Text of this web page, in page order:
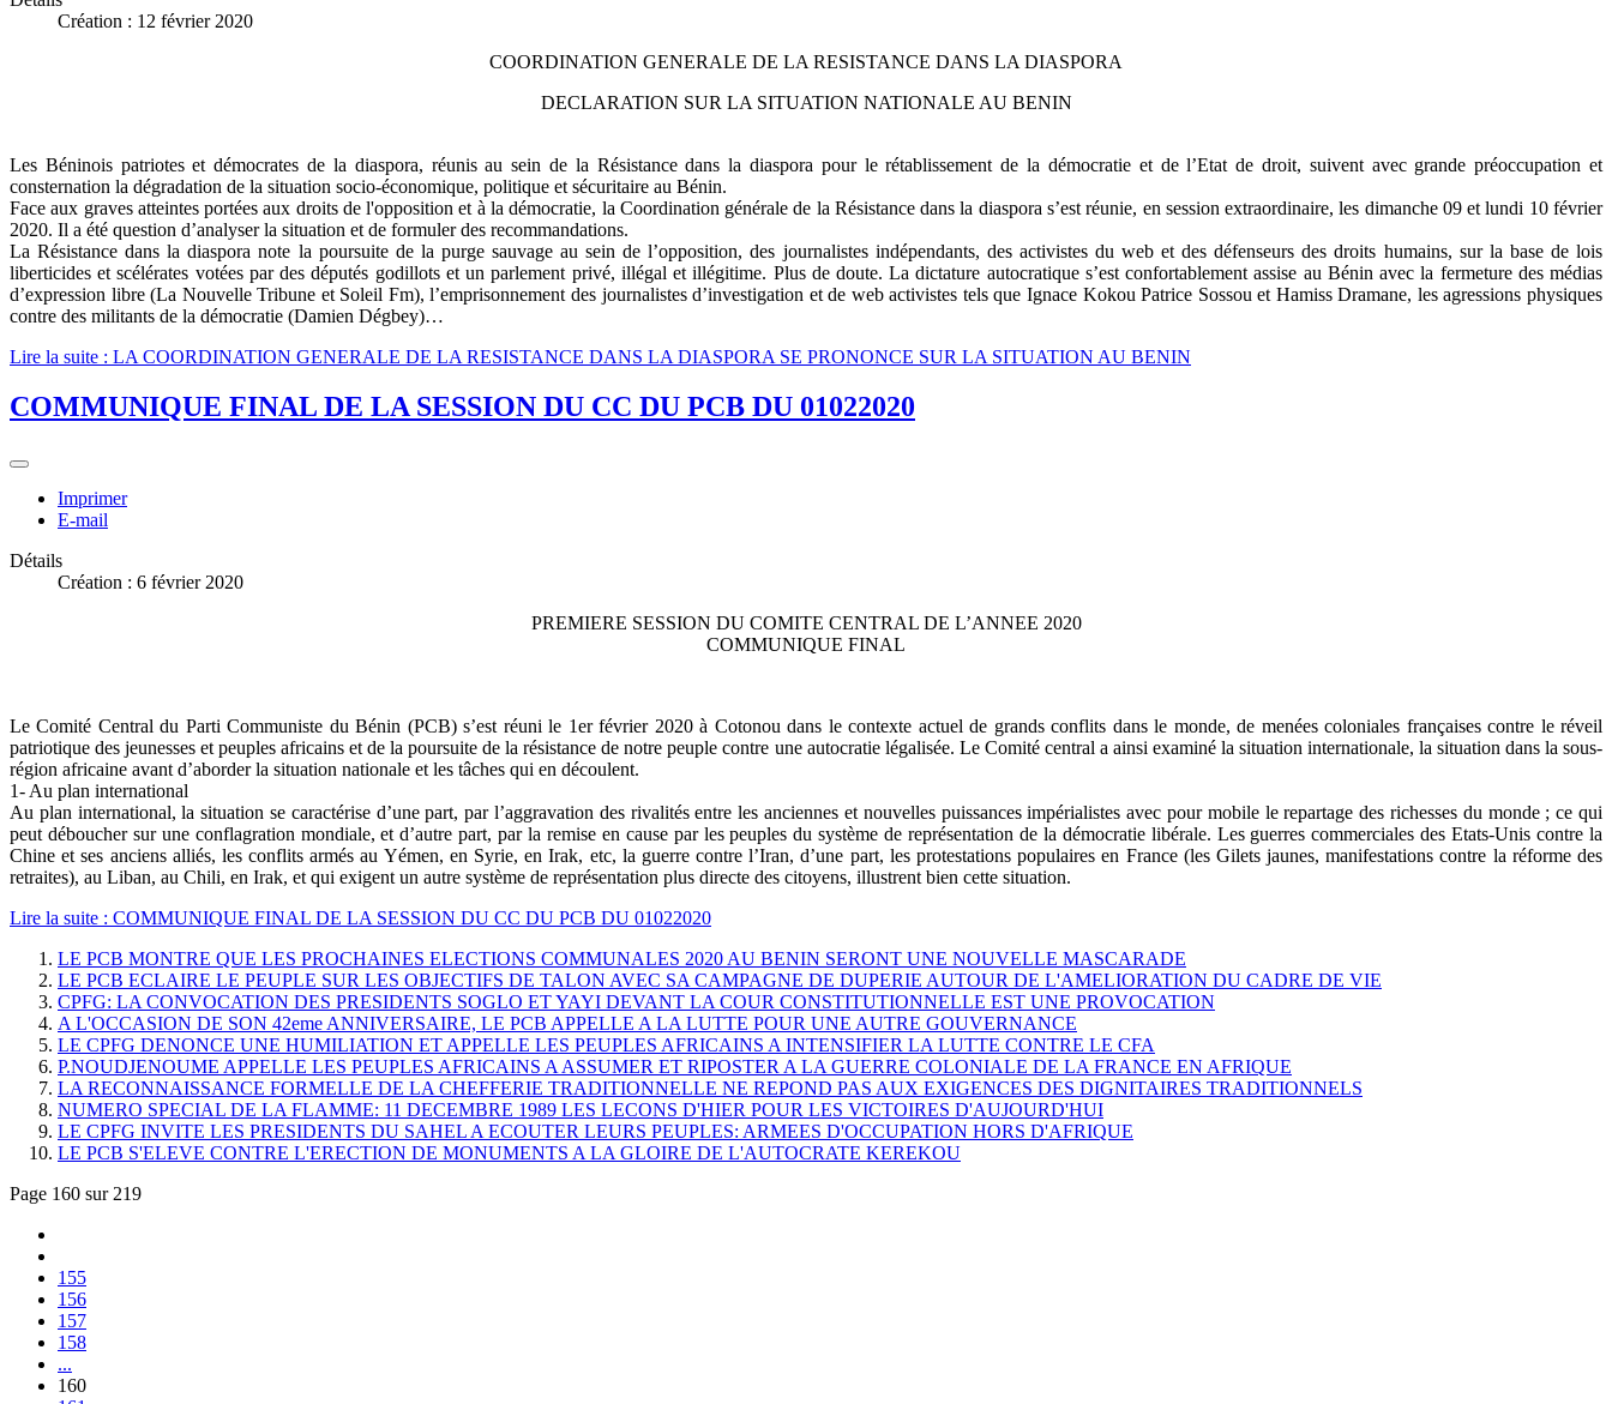
Création : 12 février 2020
COORDINATION GENERALE DE LA RESISTANCE DANS LA DIASPORA
DECLARATION SUR LA SITUATION NATIONALE AU BENIN
Les Béninois patriotes et démocrates de la diaspora, réunis au sein de la Résistance dans la diaspora pour le rétablissement de la démocratie et de l’Etat de droit, suivent avec grande préoccupation et
consternation la dégradation de la situation socio-économique, politique et sécuritaire au Bénin.
Face aux graves atteintes portées aux droits de l'opposition et à la démocratie, la Coordination générale de la Résistance dans la diaspora s’est réunie, en session extraordinaire, les dimanche 09 et lundi 10 février
2020. Il a été question d’analyser la situation et de formuler des recommandations.
La Résistance dans la diaspora note la poursuite de la purge sauvage au sein de l’opposition, des journalistes indépendants, des activistes du web et des défenseurs des droits humains, sur la base de lois
liberticides et scélérates votées par des députés godillots et un parlement privé, illégal et illégitime. Plus de doute. La dictature autocratique s’est confortablement assise au Bénin avec la fermeture des médias
d’expression libre (La Nouvelle Tribune et Soleil Fm), l’emprisonnement des journalistes d’investigation et de web activistes tels que Ignace Kokou Patrice Sossou et Hamiss Dramane, les agressions physiques
contre des militants de la démocratie (Damien Dégbey)…
Lire la suite : LA COORDINATION GENERALE DE LA RESISTANCE DANS LA DIASPORA SE PRONONCE SUR LA SITUATION AU BENIN
COMMUNIQUE FINAL DE LA SESSION DU CC DU PCB DU 01022020
Imprimer
E-mail
Détails
Création : 6 février 2020
PREMIERE SESSION DU COMITE CENTRAL DE L’ANNEE 2020
COMMUNIQUE FINAL
Le Comité Central du Parti Communiste du Bénin (PCB) s’est réuni le 1er février 2020 à Cotonou dans le contexte actuel de grands conflits dans le monde, de menées coloniales françaises contre le réveil
patriotique des jeunesses et peuples africains et de la poursuite de la résistance de notre peuple contre une autocratie légalisée. Le Comité central a ainsi examiné la situation internationale, la situation dans la sous-
région africaine avant d’aborder la situation nationale et les tâches qui en découlent.
1- Au plan international
Au plan international, la situation se caractérise d’une part, par l’aggravation des rivalités entre les anciennes et nouvelles puissances impérialistes avec pour mobile le repartage des richesses du monde ; ce qui
peut déboucher sur une conflagration mondiale, et d’autre part, par la remise en cause par les peuples du système de représentation de la démocratie libérale. Les guerres commerciales des Etats-Unis contre la
Chine et ses anciens alliés, les conflits armés au Yémen, en Syrie, en Irak, etc, la guerre contre l’Iran, d’une part, les protestations populaires en France (les Gilets jaunes, manifestations contre la réforme des
retraites), au Liban, au Chili, en Irak, et qui exigent un autre système de représentation plus directe des citoyens, illustrent bien cette situation.
Lire la suite : COMMUNIQUE FINAL DE LA SESSION DU CC DU PCB DU 01022020
LE PCB MONTRE QUE LES PROCHAINES ELECTIONS COMMUNALES 2020 AU BENIN SERONT UNE NOUVELLE MASCARADE
LE PCB ECLAIRE LE PEUPLE SUR LES OBJECTIFS DE TALON AVEC SA CAMPAGNE DE DUPERIE AUTOUR DE L'AMELIORATION DU CADRE DE VIE
CPFG: LA CONVOCATION DES PRESIDENTS SOGLO ET YAYI DEVANT LA COUR CONSTITUTIONNELLE EST UNE PROVOCATION
A L'OCCASION DE SON 42eme ANNIVERSAIRE, LE PCB APPELLE A LA LUTTE POUR UNE AUTRE GOUVERNANCE
LE CPFG DENONCE UNE HUMILIATION ET APPELLE LES PEUPLES AFRICAINS A INTENSIFIER LA LUTTE CONTRE LE CFA
P.NOUDJENOUME APPELLE LES PEUPLES AFRICAINS A ASSUMER ET RIPOSTER A LA GUERRE COLONIALE DE LA FRANCE EN AFRIQUE
LA RECONNAISSANCE FORMELLE DE LA CHEFFERIE TRADITIONNELLE NE REPOND PAS AUX EXIGENCES DES DIGNITAIRES TRADITIONNELS
NUMERO SPECIAL DE LA FLAMME: 11 DECEMBRE 1989 LES LECONS D'HIER POUR LES VICTOIRES D'AUJOURD'HUI
LE CPFG INVITE LES PRESIDENTS DU SAHEL A ECOUTER LEURS PEUPLES: ARMEES D'OCCUPATION HORS D'AFRIQUE
LE PCB S'ELEVE CONTRE L'ERECTION DE MONUMENTS A LA GLOIRE DE L'AUTOCRATE KEREKOU
Page 160 sur 219
155
156
157
158
...
160